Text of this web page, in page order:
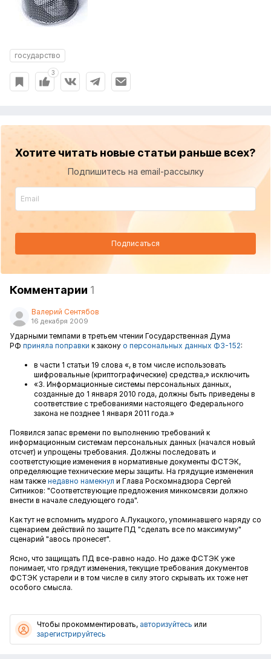
государство
3
Хотите читать новые статьи раньше всех?
Подпишитесь на email-рассылку
Подписаться
Комментарии 1
Валерий Сентябов
16 декабря 2009
Ударными темпами в третьем чтении Государственная Дума
РФ приняла поправки к закону о персональных данных ФЗ-152:
в части 1 статьи 19 слова «, в том числе использовать
шифровальные (криптографические) средства,» исключить
«3. Информационные системы персональных данных,
созданные до 1 января 2010 года, должны быть приведены в
соответствие с требованиями настоящего Федерального
закона не позднее 1 января 2011 года.»
Появился запас времени по выполнению требований к
информационным системам персональных данных (начался новый
отсчет) и упрощены требования. Должны последовать и
соответстующие изменения в нормативные документы ФСТЭК,
определяющие технические меры защиты. На грядущие изменения
нам также недавно намекнул и Глава Роскомнадзора Сергей
Ситников: "Соответствующие предложения минкомсвязи должно
внести в начале следующего года".
Как тут не вспомнить мудрого А.Лукацкого, упоминавшего наряду со
сценарием действий по защите ПД "сделать все по максимуму"
сценарий "авось пронесет".
Ясно, что защищать ПД все-равно надо. Но даже ФСТЭК уже
понимает, что грядут изменения, текущие требования документов
ФСТЭК устарели и в том числе в силу этого скрывать их тоже нет
особого смысла.
Чтобы прокомментировать, авторизуйтесь или
зарегистрируйтесь